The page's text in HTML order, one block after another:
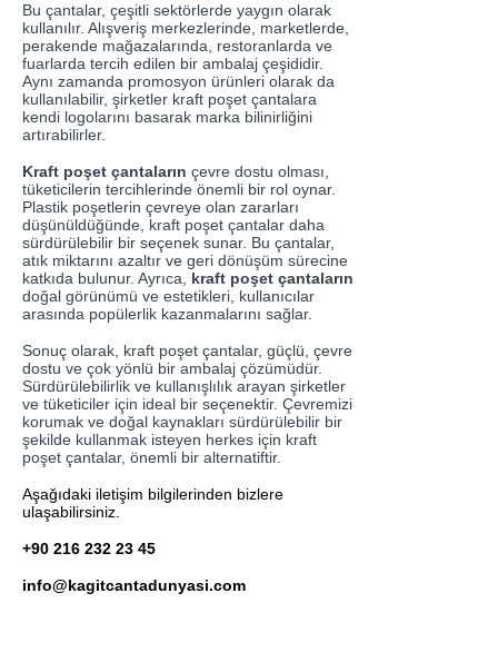
Bu çantalar, çeşitli sektörlerde yaygın olarak
kullanılır. Alışveriş merkezlerinde, marketlerde,
perakende mağazalarında, restoranlarda ve
fuarlarda tercih edilen bir ambalaj çeşididir.
Aynı zamanda promosyon ürünleri olarak da
kullanılabilir, şirketler kraft poşet çantalara
kendi logolarını basarak marka bilinirliğini
artırabilirler.
Kraft poşet çantaların çevre dostu olması,
tüketicilerin tercihlerinde önemli bir rol oynar.
Plastik poşetlerin çevreye olan zararları
düşünüldüğünde, kraft poşet çantalar daha
sürdürülebilir bir seçenek sunar. Bu çantalar,
atık miktarını azaltır ve geri dönüşüm sürecine
katkıda bulunur. Ayrıca, kraft poşet çantaların
doğal görünümü ve estetikleri, kullanıcılar
arasında popülerlik kazanmalarını sağlar.
Sonuç olarak, kraft poşet çantalar, güçlü, çevre
dostu ve çok yönlü bir ambalaj çözümüdür.
Sürdürülebilirlik ve kullanışlılık arayan şirketler
ve tüketiciler için ideal bir seçenektir. Çevremizi
korumak ve doğal kaynakları sürdürülebilir bir
şekilde kullanmak isteyen herkes için kraft
poşet çantalar, önemli bir alternatiftir.
Aşağıdaki iletişim bilgilerinden bizlere
ulaşabilirsiniz.
+90 216 232 23 45
info@kagitcantadunyasi.com